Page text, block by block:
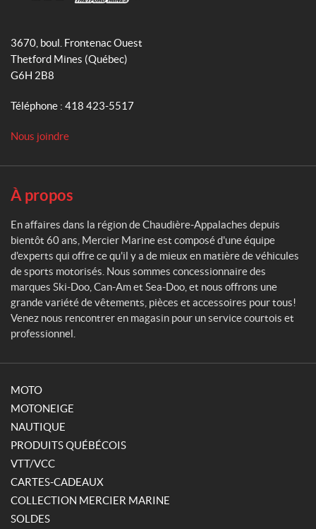
k
e
r
c
i
e
r
M
a
n
e
3670, boul. Frontenac Ouest
Thetford Mines (Québec)
G6H 2B8
Téléphone : 418 423-5517
Nous joindre
À propos
En affaires dans la région de Chaudière-Appalaches depuis
bientôt 60 ans, Mercier Marine est composé d'une équipe
d'experts qui offre ce qu'il y a de mieux en matière de véhicules
de sports motorisés. Nous sommes concessionnaire des
marques Ski-Doo, Can-Am et Sea-Doo, et nous offrons une
grande variété de vêtements, pièces et accessoires pour tous!
Venez nous rencontrer en magasin pour un service courtois et
professionnel.
MOTO
MOTONEIGE
NAUTIQUE
PRODUITS QUÉBÉCOIS
VTT/VCC
CARTES-CADEAUX
COLLECTION MERCIER MARINE
SOLDES